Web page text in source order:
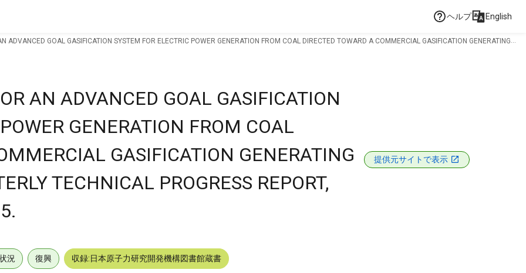
ヘルプ English
ADVANCED GOAL GASIFICATION SYSTEM FOR ELECTRIC POWER GENERATION FROM COAL DIRECTED TOWARD A COMMERCIAL GASIFICATION GENERATING
AN ADVANCED GOAL GASIFICATION
GENERATION FROM COAL
GASIFICATION GENERATING
TECHNICAL PROGRESS REPORT,
提供元サイトで表示
況 復興 収録:日本原子力研究開発機構図書館蔵書